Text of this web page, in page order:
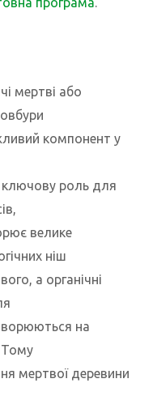
мертві або
компонент у
ключову роль для
велике
ніш
а органічні
на
Тому
мертвої деревини